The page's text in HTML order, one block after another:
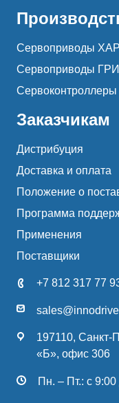
Сервоприводы
Сервоприводы
Заказчикам
Дистрибуция
Доставка и оплата
Положение о
Программа
Применения
Поставщики
+7 812 317 77
197110, Санкт-
«Б», офис 306
Пн. – Пт.: с